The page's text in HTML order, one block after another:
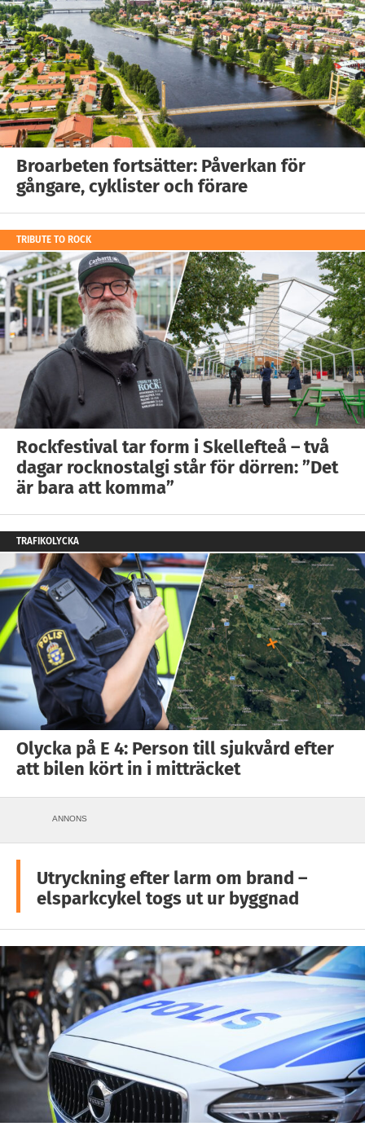
Broarbeten fortsätter: Påverkan för
gångare, cyklister och förare
TRIBUTE TO ROCK
Rockfestival tar form i Skellefteå – två
dagar rocknostalgi står för dörren: ”Det
är bara att komma”
TRAFIKOLYCKA
Olycka på E 4: Person till sjukvård efter
att bilen kört in i mitträcket
ANNONS
Utryckning efter larm om brand –
elsparkcykel togs ut ur byggnad